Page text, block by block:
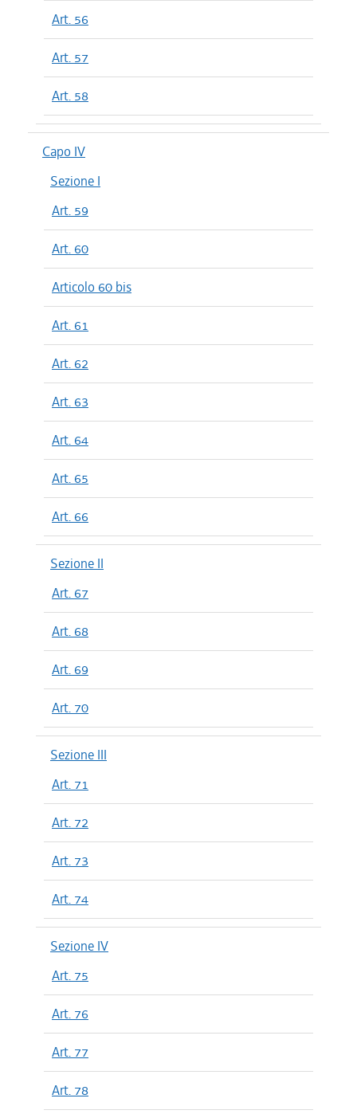
Art. 56
Art. 57
Art. 58
Capo IV
Sezione I
Art. 59
Art. 60
Articolo 60 bis
Art. 61
Art. 62
Art. 63
Art. 64
Art. 65
Art. 66
Sezione II
Art. 67
Art. 68
Art. 69
Art. 70
Sezione III
Art. 71
Art. 72
Art. 73
Art. 74
Sezione IV
Art. 75
Art. 76
Art. 77
Art. 78